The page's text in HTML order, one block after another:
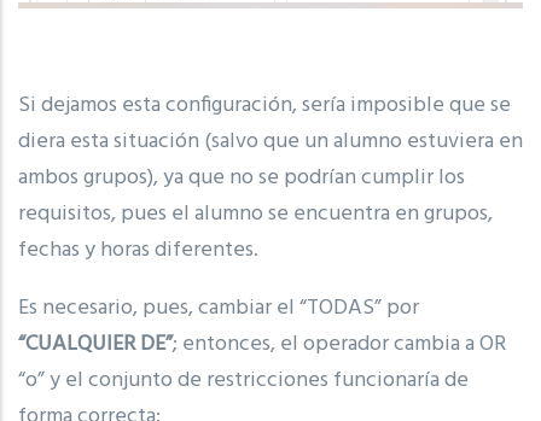
Si dejamos esta configuración, sería imposible que se
diera esta situación (salvo que un alumno estuviera en
ambos grupos), ya que no se podrían cumplir los
requisitos, pues el alumno se encuentra en grupos,
fechas y horas diferentes.
Es necesario, pues, cambiar el “TODAS” por
“CUALQUIER DE”; entonces, el operador cambia a OR
“o” y el conjunto de restricciones funcionaría de